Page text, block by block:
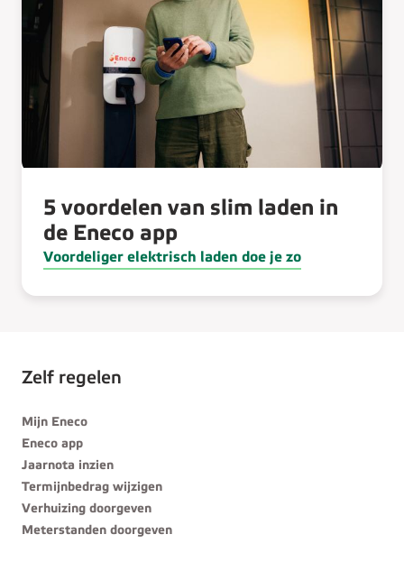
5 voordelen van slim laden in
de Eneco app
Voordeliger elektrisch laden doe je zo
Zelf regelen
Mijn Eneco
Eneco app
Jaarnota inzien
Termijnbedrag wijzigen
Verhuizing doorgeven
Meterstanden doorgeven